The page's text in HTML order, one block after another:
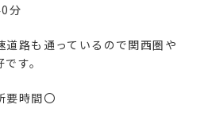
分
道路も通っているので関西圏や
す。
要時間〇